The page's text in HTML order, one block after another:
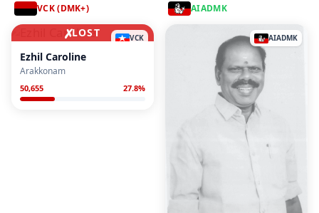
VCK (DMK+)
✗LOST VCK
Ezhil Caroline
Arakkonam
50,655 27.8%
AIADMK
AIADMK